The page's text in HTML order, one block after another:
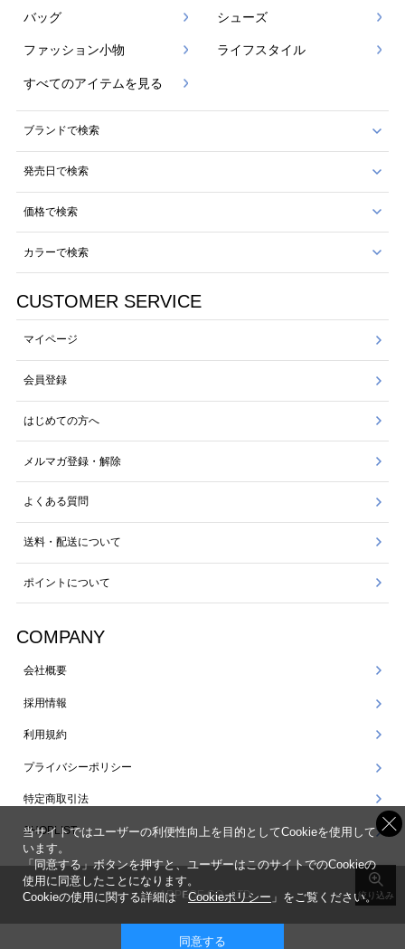
絞り込み
バッグ シューズ
ファッション小物 ライフスタイル
すべてのアイテムを見る
ブランドで検索
発売日で検索
価格で検索
カラーで検索
CUSTOMER SERVICE
マイページ
会員登録
はじめての方へ
メルマガ登録・解除
よくある質問
送料・配送について
ポイントについて
COMPANY
会社概要
採用情報
利用規約
プライバシーポリシー
特定商取引法
SHOPLIST
©ARPEGE CO., LTD.
当サイトではユーザーの利便性向上を目的としてCookieを使用して
います。
「同意する」ボタンを押すと、ユーザーはこのサイトでのCookieの
使用に同意したことになります。
Cookieの使用に関する詳細は「Cookieポリシー 」をご覧ください。
同意する